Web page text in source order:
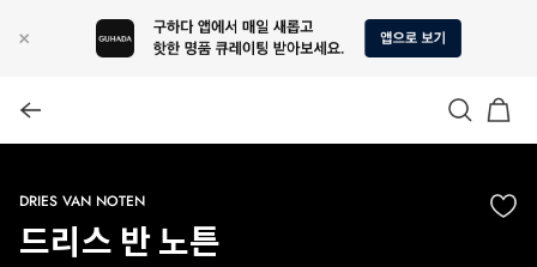
DRIES VAN NOTEN
드리스 반 노튼